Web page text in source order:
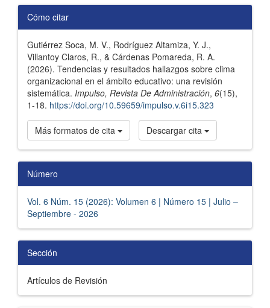
Detalles
del
artículo
Cómo citar
Gutiérrez Soca, M. V., Rodríguez Altamiza, Y. J.,
Villantoy Claros, R., & Cárdenas Pomareda, R. A.
(2026). Tendencias y resultados hallazgos sobre clima
organizacional en el ámbito educativo: una revisión
sistemática. Impulso, Revista De Administración, 6(15),
1-18. https://doi.org/10.59659/impulso.v.6i15.323
Más formatos de cita Descargar cita
Número
Vol. 6 Núm. 15 (2026): Volumen 6 | Número 15 | Julio –
Septiembre - 2026
Sección
Artículos de Revisión